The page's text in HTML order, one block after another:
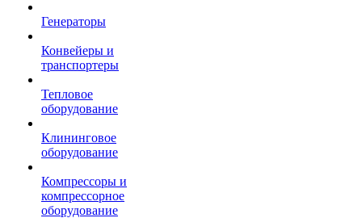
Генераторы
Конвейеры и
транспортеры
Тепловое
оборудование
Клининговое
оборудование
Компрессоры и
компрессорное
оборудование